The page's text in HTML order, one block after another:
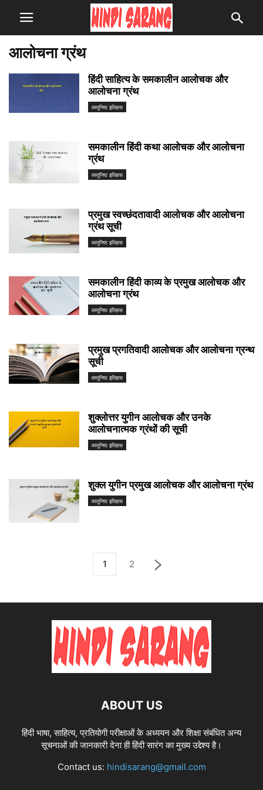
आलोचना ग्रंथ
हिंदी साहित्य के समकालीन आलोचक और
आलोचना ग्रंथ
वस्तुनिष्ठ इतिहास
समकालीन हिंदी कथा आलोचक और आलोचना
ग्रंथ
वस्तुनिष्ठ इतिहास
प्रमुख स्वच्छंदतावादी आलोचक और आलोचना
ग्रंथ सूची
वस्तुनिष्ठ इतिहास
समकालीन हिंदी काव्य के प्रमुख आलोचक और
आलोचना ग्रंथ
वस्तुनिष्ठ इतिहास
प्रमुख प्रगतिवादी आलोचक और आलोचना ग्रन्थ
सूची
वस्तुनिष्ठ इतिहास
शुक्लोत्तर युगीन आलोचक और उनके
आलोचनात्मक ग्रंथों की सूची
वस्तुनिष्ठ इतिहास
शुक्ल युगीन प्रमुख आलोचक और आलोचना ग्रंथ
वस्तुनिष्ठ इतिहास
1 2
ABOUT US
हिंदी भाषा, साहित्य, प्रतियोगी परीक्षाओं के अध्ययन और शिक्षा संबंधित अन्य
सूचनाओं की जानकारी देना ही हिंदी सारंग का मुख्य उद्देश्य है।
Contact us: hindisarang@gmail.com